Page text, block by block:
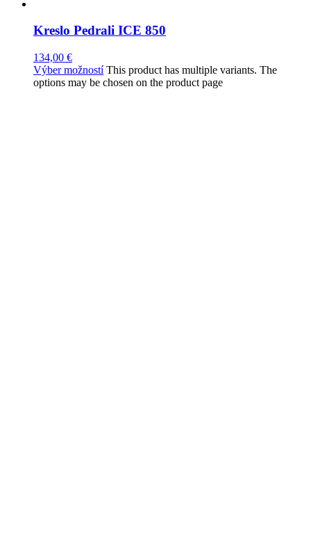
Kreslo Pedrali ICE 850
134,00 €
Výber možností This product has multiple variants. The
options may be chosen on the product page